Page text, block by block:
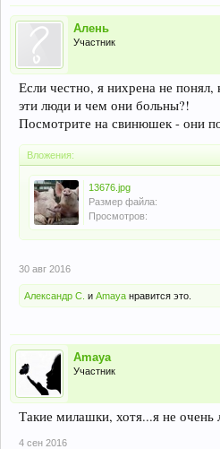
Алень
Участник
Если честно, я нихрена не
эти люди и чем они больны?!
Посмотрите на свинюшек - они
Вложения:
13676.jpg
Размер файла:
Просмотров:
30 авг 2016
Александр С. и Amaya нравится это.
Amaya
Участник
Такие милашки, хотя...я не
4 сен 2016